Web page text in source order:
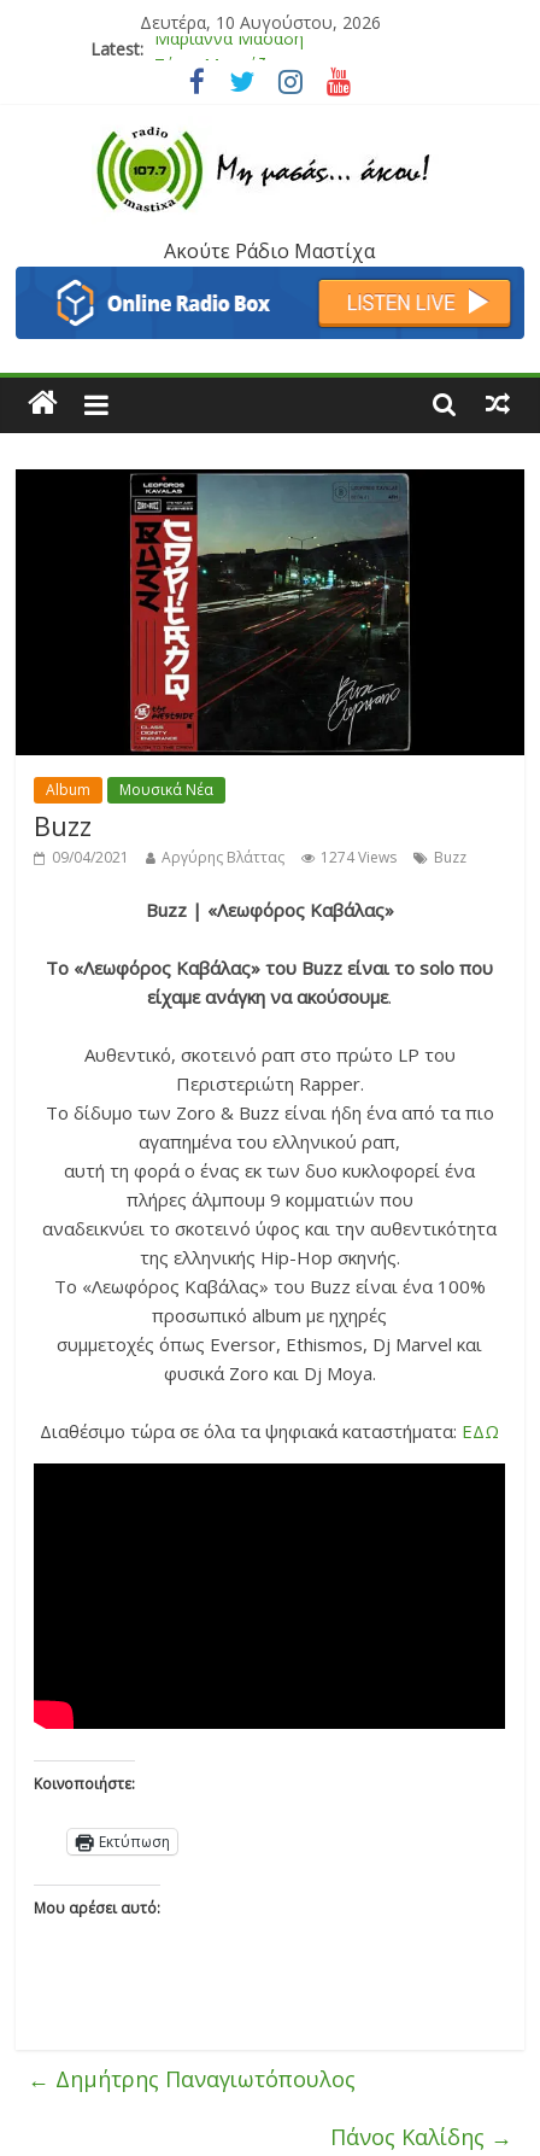
Δευτέρα, 10 Αυγούστου, 2026
Latest: Τάνια Μπρεάζου
Bliss
Μάνος Τρυπιάς & Γιώργος Στρατάκης
Ιορδάνης Αγαπητός
Μαριάννα Μασάδη
Ακούτε Ράδιο Μαστίχα
Album Μουσικά Νέα
Buzz
09/04/2021 Αργύρης Βλάττας 1274 Views Buzz
Buzz | «Λεωφόρος Καβάλας»
Το «Λεωφόρος Καβάλας» του Buzz είναι το solo που
είχαμε ανάγκη να ακούσουμε.
Αυθεντικό, σκοτεινό ραπ στο πρώτο LP του
Περιστεριώτη Rapper.
Το δίδυμο των Zoro & Buzz είναι ήδη ένα από τα πιο
αγαπημένα του ελληνικού ραπ,
αυτή τη φορά ο ένας εκ των δυο κυκλοφορεί ένα
πλήρες άλμπουμ 9 κομματιών που
αναδεικνύει το σκοτεινό ύφος και την αυθεντικότητα
της ελληνικής Hip-Hop σκηνής.
Το «Λεωφόρος Καβάλας» του Buzz είναι ένα 100%
προσωπικό album με ηχηρές
συμμετοχές όπως Eversor, Ethismos, Dj Marvel και
φυσικά Zoro και Dj Moya.
Διαθέσιμο τώρα σε όλα τα ψηφιακά καταστήματα: ΕΔΩ
Κοινοποιήστε:
Εκτύπωση
Μου αρέσει αυτό:
← Δημήτρης Παναγιωτόπουλος
Πάνος Καλίδης →